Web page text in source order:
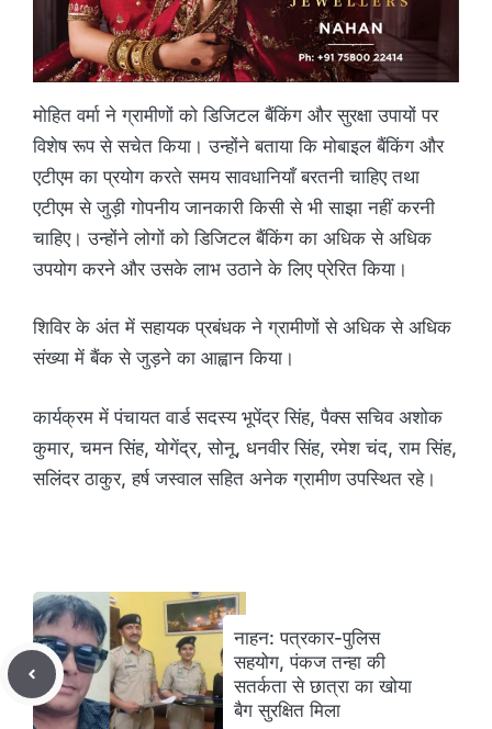
मोहित वर्मा ने ग्रामीणों को डिजिटल बैंकिंग और सुरक्षा उपायों पर
विशेष रूप से सचेत किया। उन्होंने बताया कि मोबाइल बैंकिंग और
एटीएम का प्रयोग करते समय सावधानियाँ बरतनी चाहिए तथा
एटीएम से जुड़ी गोपनीय जानकारी किसी से भी साझा नहीं करनी
चाहिए। उन्होंने लोगों को डिजिटल बैंकिंग का अधिक से अधिक
उपयोग करने और उसके लाभ उठाने के लिए प्रेरित किया।
शिविर के अंत में सहायक प्रबंधक ने ग्रामीणों से अधिक से अधिक
संख्या में बैंक से जुड़ने का आह्वान किया।
कार्यक्रम में पंचायत वार्ड सदस्य भूपेंद्र सिंह, पैक्स सचिव अशोक
कुमार, चमन सिंह, योगेंद्र, सोनू, धनवीर सिंह, रमेश चंद, राम सिंह,
सलिंदर ठाकुर, हर्ष जस्वाल सहित अनेक ग्रामीण उपस्थित रहे।
नाहन: पत्रकार-पुलिस
सहयोग, पंकज तन्हा की
सतर्कता से छात्रा का खोया
बैग सुरक्षित मिला